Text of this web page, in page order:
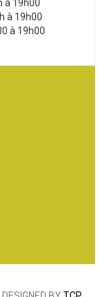
à 19h00
à 19h00
à 19h00